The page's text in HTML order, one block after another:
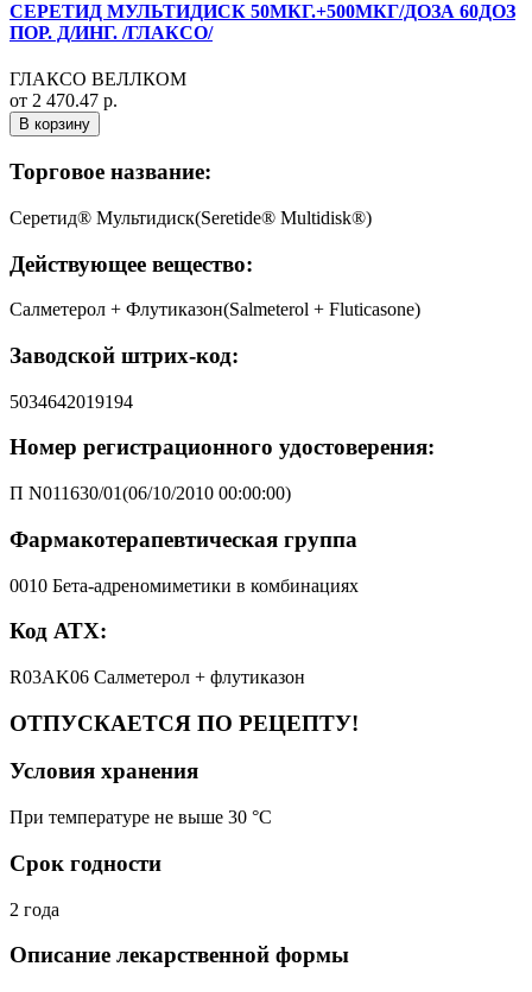
СЕРЕТИД МУЛЬТИДИСК 50МКГ.+500МКГ/ДОЗА 60ДОЗ
ПОР. Д/ИНГ. /ГЛАКСО/
ГЛАКСО ВЕЛЛКОМ
от 2 470.47 р.
В корзину
Торговое название:
Серетид® Мультидиск(Seretide® Multidisk®)
Действующее вещество:
Салметерол + Флутиказон(Salmeterol + Fluticasone)
Заводской штрих-код:
5034642019194
Номер регистрационного удостоверения:
П N011630/01(06/10/2010 00:00:00)
Фармакотерапевтическая группа
0010 Бета-адреномиметики в комбинациях
Код АТХ:
R03AK06 Салметерол + флутиказон
ОТПУСКАЕТСЯ ПО РЕЦЕПТУ!
Условия хранения
При температуре не выше 30 °C
Срок годности
2 года
Описание лекарственной формы